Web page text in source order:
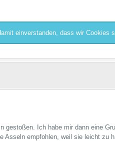
einverstanden, dass wir Cookies
gestoßen. Ich habe mir dann eine
Asseln empfohlen, weil sie leicht zu